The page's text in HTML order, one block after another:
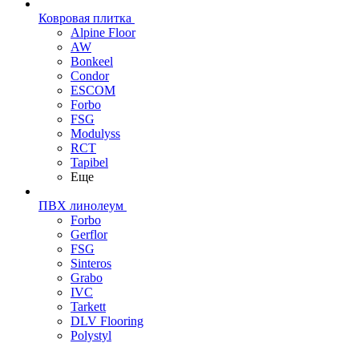
Ковровая плитка
Alpine Floor
AW
Bonkeel
Condor
ESCOM
Forbo
FSG
Modulyss
RCT
Tapibel
Еще
ПВХ линолеум
Forbo
Gerflor
FSG
Sinteros
Grabo
IVC
Tarkett
DLV Flooring
Polystyl